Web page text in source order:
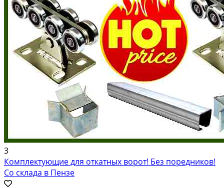
3
Комплектующие для откатных ворот! Без поредников!
Со склада в Пензе